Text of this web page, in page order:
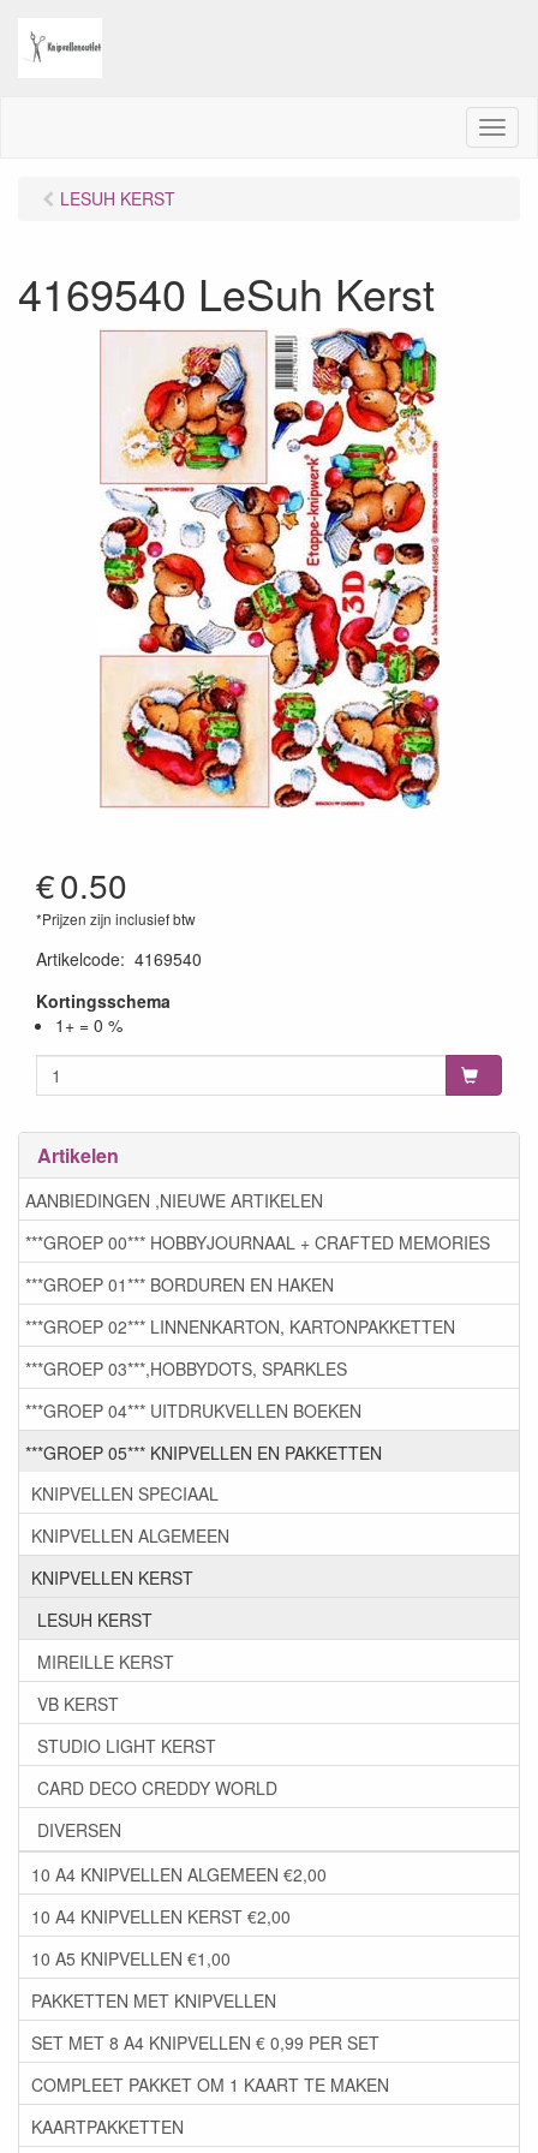
M
e
LESUH KERST
4169540 LeSuh Kerst
€0.50
*Prijzen zijn inclusief btw
Artikelcode: 4169540
Kortingsschema
1+ = 0 %
Artikelen
AANBIEDINGEN ,NIEUWE ARTIKELEN
***GROEP 00*** HOBBYJOURNAAL + CRAFTED MEMORIES
***GROEP 01*** BORDUREN EN HAKEN
***GROEP 02*** LINNENKARTON, KARTONPAKKETTEN
***GROEP 03***,HOBBYDOTS, SPARKLES
***GROEP 04*** UITDRUKVELLEN BOEKEN
***GROEP 05*** KNIPVELLEN EN PAKKETTEN
KNIPVELLEN SPECIAAL
KNIPVELLEN ALGEMEEN
KNIPVELLEN KERST
LESUH KERST
MIREILLE KERST
VB KERST
STUDIO LIGHT KERST
CARD DECO CREDDY WORLD
DIVERSEN
10 A4 KNIPVELLEN ALGEMEEN €2,00
10 A4 KNIPVELLEN KERST €2,00
10 A5 KNIPVELLEN €1,00
PAKKETTEN MET KNIPVELLEN
SET MET 8 A4 KNIPVELLEN € 0,99 PER SET
COMPLEET PAKKET OM 1 KAART TE MAKEN
KAARTPAKKETTEN